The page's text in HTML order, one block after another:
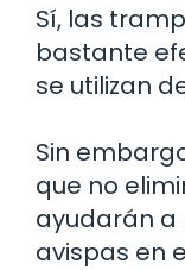
Sí, las
bastante
se utilizan
Sin
que no
ayudarán a
avispas en